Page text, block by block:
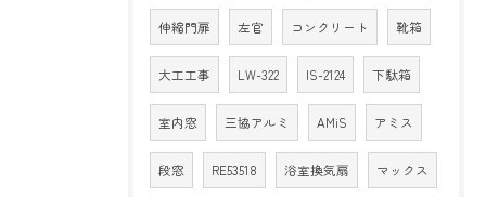
伸縮門扉 左官 コンクリート 靴箱
大工工事 LW-322 IS-2124 下駄箱
室内窓 三協アルミ AMiS アミス
段窓 RE53518 浴室換気扇 マックス